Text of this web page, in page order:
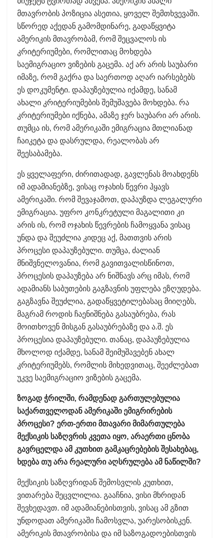
მთავრობის პოზიცია ასეთია, ყოველ შემთხვევაში.
სწორედ აქედან გამომდინარე, გადაწყვიტა
ამერიკის მთავრობამ, რომ შეცვალოს ის
კრიტერიუმები, რომლითაც მოხდება
საემიგრაციო ვიზების გაცემა. აქ არ არის საუბარი
იმაზე, რომ გაქრა და საერთოდ აღარ იარსებებს
ეს დოკუმენტი. დაპაუზებულია იქამდე, სანამ
ახალი კრიტერიუმების შემუშავება მოხდება. რა
კრიტერიუმები იქნება, ამაზე ჯერ საუბარი არ არის.
თუმცა ის, რომ ამერიკაში ემიგრაცია მთლიანად
ჩაიკეტა და დასრულდა, რეალობას არ
შეესაბამება.
ეს ყველაფერი, ძირითადად, გავლენას მოახდენს
იმ ადამიანებზე, ვისაც ოჯახის წევრი ჰყავს
ამერიკაში. რომ შევაჯამოთ, დაპაუზდა ლეგალური
ემიგრაცია. უფრო კონკრეტული მაგალითი კი
არის ის, რომ ოჯახის წევრების ჩამოყვანა ვისაც
უნდა და შეუძლია კიდეც აქ, მათთვის არის
პროცესი დაპაუზებული. თუმცა, ძალიან
მნიშვნელოვანია, რომ გავითვალისწინოთ,
პროცესის დაპაუზება არ ნიშნავს არც იმას, რომ
ადამიანს საბუთების გაგზავნის უფლება ეზღუდება.
გაგზავნა შეუძლია, გადაწყვეტილებასაც მიიღებს,
მაგრამ როდის ჩაენიშნება გასაუბრება, რას
მოითხოვენ მისგან გასაუბრებაზე და ა.შ. ეს
პროცესია დაპაუზებული. თანაც, დაპაუზებულია
მხოლოდ იქამდე, სანამ შეიმუშავებენ ახალ
კრიტერიუმებს, რომლის მიხედვითაც, შეეძლებათ
უკვე საემიგრაციო ვიზების გაცემა.
ზოგად ჭრილში, რამდენად გართულებულია
საქართველოდან ამერიკაში ემიგრირების
პროცესი? ერთ-ერთი მთავარი მიმართულება
მექსიკის საზღვრის კვეთა იყო, არაერთი ცნობა
გავრცელდა ამ კუთხით გამკაცრებების შესახებაც,
ხდება თუ არა რეალური აღსრულება ამ ნაწილში?
მექსიკის საზღვრიდან შემოსვლის კუთხით,
ვითარება შეცვლილია. გააჩნია, ვისი მხრიდან
შევხედავთ. იმ ადამიანებისთვის, ვისაც ამ გზით
უნდოდათ ამერიკაში ჩამოსვლა, უარესობისკენ.
ამერიკის მთავრობისა და იმ საზოგადოებისთვის